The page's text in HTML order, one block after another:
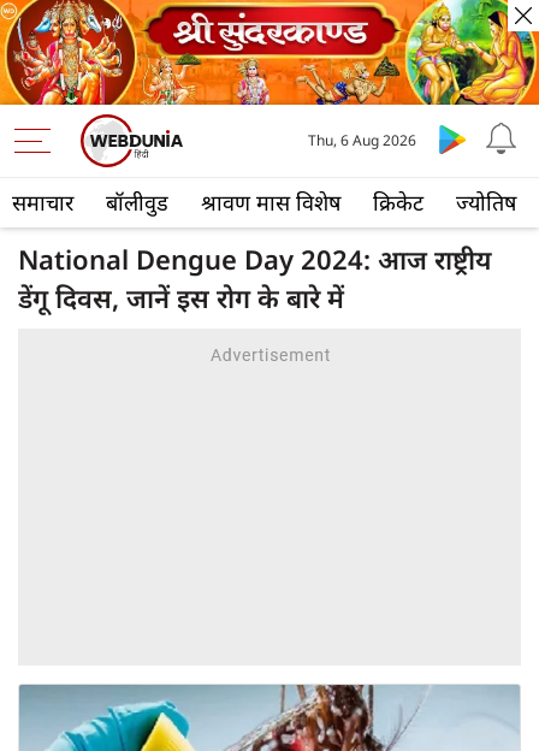
समाचार बॉलीवुड श्रावण मास विशेष क्रिकेट ज्योतिष
Thu, 6 Aug 2026
National Dengue Day 2024: आज राष्ट्रीय
डेंगू दिवस, जानें इस रोग के बारे में